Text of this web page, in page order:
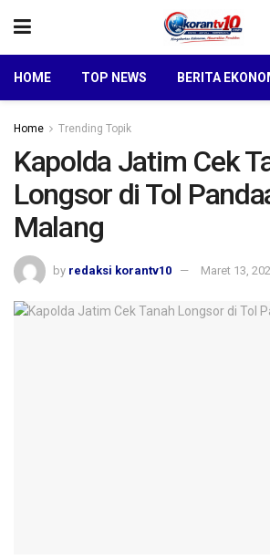
HOME TOP NEWS BERITA
Home Trending Topik
Kapolda Jatim Cek
Longsor di Tol
Malang
by redaksi korantv10 Maret 13,